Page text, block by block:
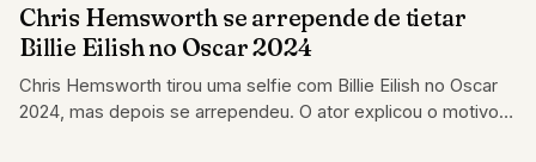
Chris Hemsworth se arrepende de tietar
Billie Eilish no Oscar 2024
Chris Hemsworth tirou uma selfie com Billie Eilish no Oscar
2024, mas depois se arrependeu. O ator explicou o motivo